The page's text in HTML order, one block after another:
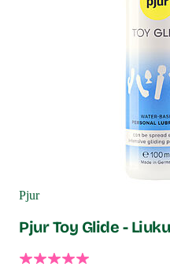
Pjur
Pjur Toy Glide -